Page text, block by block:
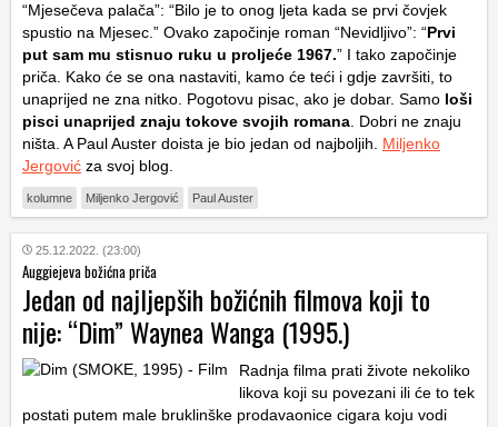
“Mjesečeva palača”: “Bilo je to onog ljeta kada se prvi čovjek
spustio na Mjesec.” Ovako započinje roman “Nevidljivo”: “Prvi
put sam mu stisnuo ruku u proljeće 1967.” I tako započinje
priča. Kako će se ona nastaviti, kamo će teći i gdje završiti, to
unaprijed ne zna nitko. Pogotovu pisac, ako je dobar. Samo loši
pisci unaprijed znaju tokove svojih romana . Dobri ne znaju
ništa. A Paul Auster doista je bio jedan od najboljih. Miljenko
Jergović za svoj blog.
kolumne Miljenko Jergović Paul Auster
25.12.2022. (23:00)
Auggiejeva božićna priča
Jedan od najljepših božićnih filmova koji to
nije: “Dim” Waynea Wanga (1995.)
Radnja filma prati živote nekoliko
likova koji su povezani ili će to tek
postati putem male bruklinške prodavaonice cigara koju vodi